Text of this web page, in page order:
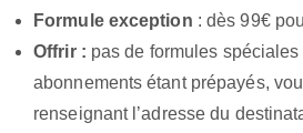
Formule exception : dès 99€
Offrir : pas de formules
abonnements étant prépayés,
renseignant l’adresse du